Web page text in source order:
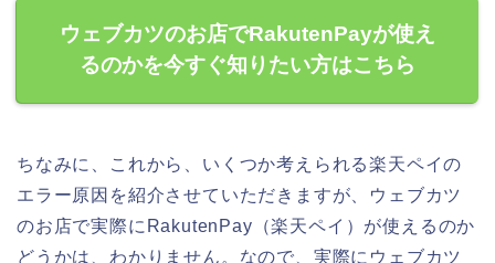
ウェブカツのお店でRakutenPayが使え
るのかを今すぐ知りたい方はこちら
ちなみに、これから、いくつか考えられる楽天ペイの
エラー原因を紹介させていただきますが、ウェブカツ
のお店で実際にRakutenPay（楽天ペイ）が使えるのか
どうかは、わかりません。なので、実際にウェブカツ